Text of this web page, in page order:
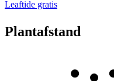
Leaftide gratis
Plantafstand